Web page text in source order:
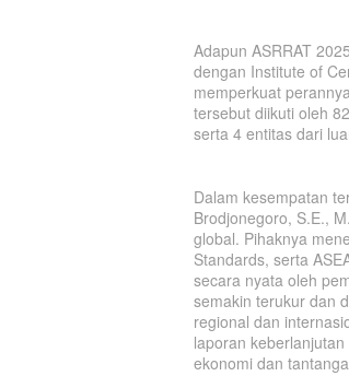
Adapun ASRRAT
dengan Institute of
memperkuat
tersebut diikuti oleh
serta 4 entitas dari
Dalam kesempatan
Brodjonegoro, S.E.,
global. Pihaknya
Standards, serta
secara nyata oleh
semakin terukur dan
regional dan
laporan
ekonomi dan